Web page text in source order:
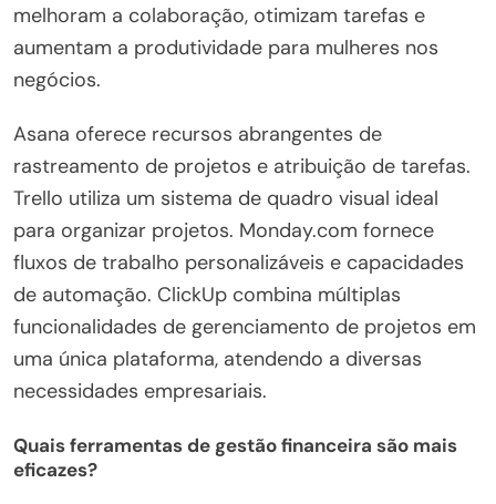
melhoram a colaboração, otimizam tarefas e
aumentam a produtividade para mulheres nos
negócios.
Asana oferece recursos abrangentes de
rastreamento de projetos e atribuição de tarefas.
Trello utiliza um sistema de quadro visual ideal
para organizar projetos. Monday.com fornece
fluxos de trabalho personalizáveis e capacidades
de automação. ClickUp combina múltiplas
funcionalidades de gerenciamento de projetos em
uma única plataforma, atendendo a diversas
necessidades empresariais.
Quais ferramentas de gestão financeira são mais
eficazes?